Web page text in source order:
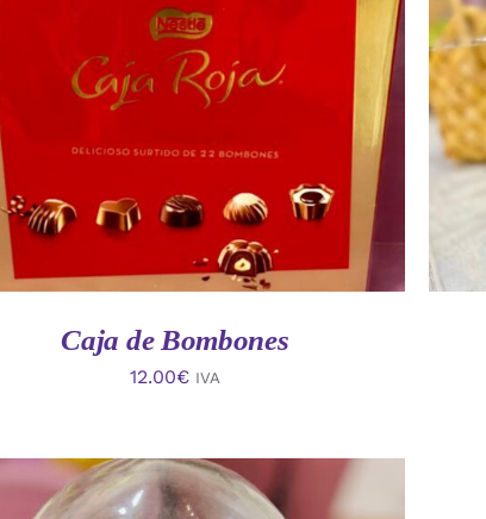
AÑADIR AL CARRITO / VISTA RAPIDA
Caja de Bombones
12.00€ IVA